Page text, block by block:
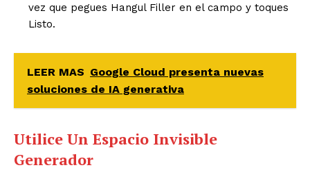
vez que pegues Hangul Filler en el campo y toques
Listo.
LEER MAS Google Cloud presenta nuevas
soluciones de IA generativa
Utilice Un Espacio Invisible
Generador